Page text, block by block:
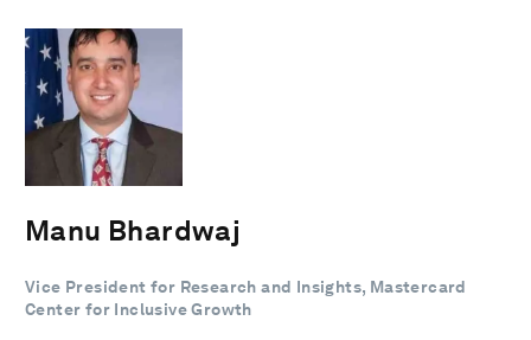
Manu Bhardwaj
Vice President for Research and Insights, Mastercard
Center for Inclusive Growth